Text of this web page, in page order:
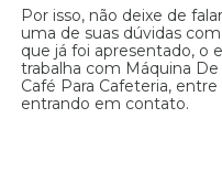
Por isso, não deixe de
uma de suas dúvidas
que já foi apresentado,
trabalha com Máquina
Café Para Cafeteria,
entrando em contato.